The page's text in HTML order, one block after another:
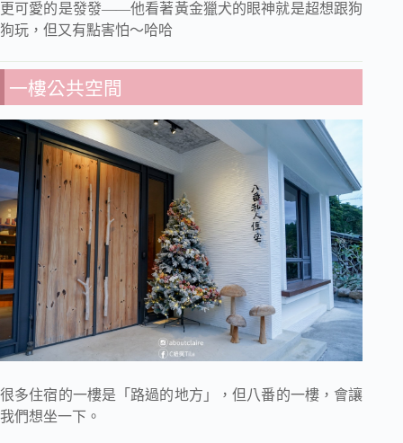
更可愛的是發發——他看著黃金獵犬的眼神就是超想跟狗
狗玩，但又有點害怕～哈哈
一樓公共空間
很多住宿的一樓是「路過的地方」，但八番的一樓，會讓
我們想坐一下。